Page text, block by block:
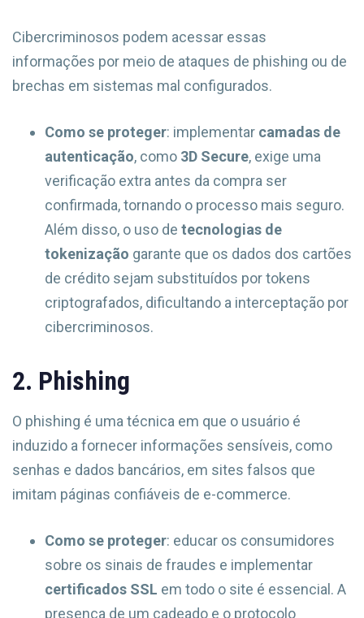
Cibercriminosos podem acessar essas
informações por meio de ataques de phishing ou de
brechas em sistemas mal configurados.
Como se proteger: implementar camadas de
autenticação, como 3D Secure, exige uma
verificação extra antes da compra ser
confirmada, tornando o processo mais seguro.
Além disso, o uso de tecnologias de
tokenização garante que os dados dos cartões
de crédito sejam substituídos por tokens
criptografados, dificultando a interceptação por
cibercriminosos.
2. Phishing
O phishing é uma técnica em que o usuário é
induzido a fornecer informações sensíveis, como
senhas e dados bancários, em sites falsos que
imitam páginas confiáveis de e-commerce.
Como se proteger: educar os consumidores
sobre os sinais de fraudes e implementar
certificados SSL em todo o site é essencial. A
presença de um cadeado e o protocolo